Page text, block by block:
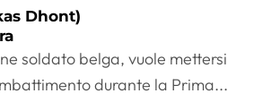
Dhont)
soldato belga, vuole mettersi
durante la Prima...